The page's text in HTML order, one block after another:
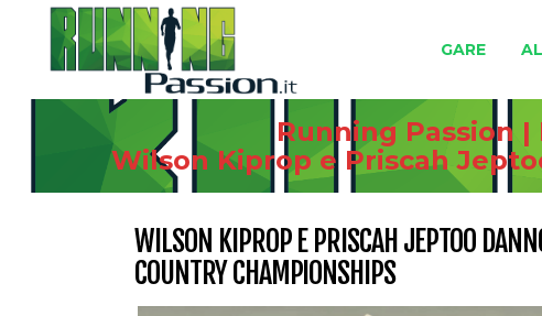
GARE
Running Passion
Wilson Kiprop e Priscah
WILSON KIPROP E PRISCAH JEPTOO
COUNTRY CHAMPIONSHIPS